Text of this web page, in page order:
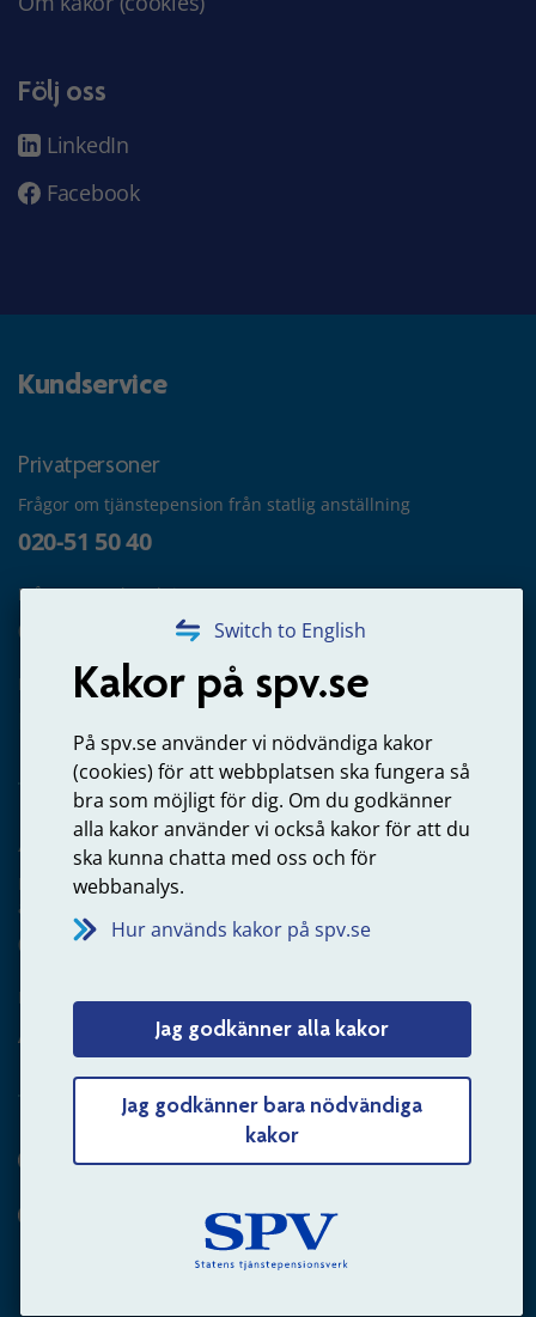
Switch to English
Kakor på spv.se
På spv.se använder vi nödvändiga kakor
(cookies) för att webbplatsen ska fungera så
bra som möjligt för dig. Om du godkänner
alla kakor använder vi också kakor för att du
ska kunna chatta med oss och för
webbanalys.
Hur används kakor på spv.se
Jag godkänner alla kakor
Jag godkänner bara nödvändiga
kakor
Följ oss
LinkedIn
Facebook
Kundservice
Privatpersoner
Frågor om tjänstepension från statlig anställning
020-51 50 40
Frågor om utbetalning
020-65 00 65
Kontakta oss
Arbetsgivare
Frågor om administration av tjänstepension från statlig
anställning
060-18 75 03
Kontakta oss
Arbetsgivare – skicka mejl till oss
Hitta svaret på din fråga
Andra sätt att kontakta oss